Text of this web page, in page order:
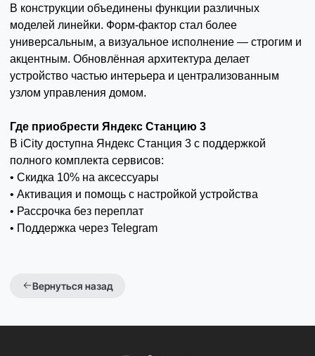
В конструкции объединены функции различных
моделей линейки. Форм-фактор стал более
универсальным, а визуальное исполнение — строгим и
акцентным. Обновлённая архитектура делает
устройство частью интерьера и централизованным
узлом управления домом.
Где приобрести Яндекс Станцию 3
В iCity доступна Яндекс Станция 3 с поддержкой
полного комплекта сервисов:
• Скидка 10% на аксессуары
• Активация и помощь с настройкой устройства
• Рассрочка без переплат
• Поддержка через Telegram
Вернуться назад